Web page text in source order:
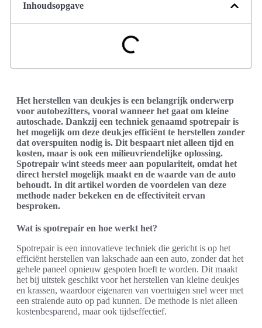
Inhoudsopgave
Het herstellen van deukjes is een belangrijk onderwerp
voor autobezitters, vooral wanneer het gaat om kleine
autoschade. Dankzij een techniek genaamd spotrepair is
het mogelijk om deze deukjes efficiënt te herstellen zonder
dat overspuiten nodig is. Dit bespaart niet alleen tijd en
kosten, maar is ook een milieuvriendelijke oplossing.
Spotrepair wint steeds meer aan populariteit, omdat het
direct herstel mogelijk maakt en de waarde van de auto
behoudt. In dit artikel worden de voordelen van deze
methode nader bekeken en de effectiviteit ervan
besproken.
Wat is spotrepair en hoe werkt het?
Spotrepair is een innovatieve techniek die gericht is op het
efficiënt herstellen van lakschade aan een auto, zonder dat het
gehele paneel opnieuw gespoten hoeft te worden. Dit maakt
het bij uitstek geschikt voor het herstellen van kleine deukjes
en krassen, waardoor eigenaren van voertuigen snel weer met
een stralende auto op pad kunnen. De methode is niet alleen
kostenbesparend, maar ook tijdseffectief.